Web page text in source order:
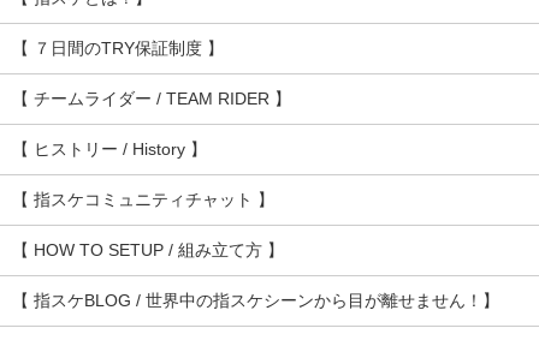
【 ７日間のTRY保証制度 】
【 チームライダー / TEAM RIDER 】
【 ヒストリー / History 】
【 指スケコミュニティチャット 】
【 HOW TO SETUP / 組み立て方 】
【 指スケBLOG / 世界中の指スケシーンから目が離せません！】